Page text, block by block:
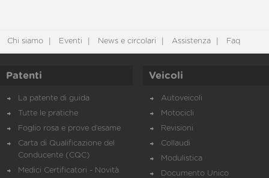
Chi siamo Eventi News e circolari Assistenza Faq
Patenti
La patente di guida
Tutte le pratiche
Foglio rosa e prove d’esame
Carta di Qualificazione del
Conducente (CQC)
Medici Certificatori - Novità
Veicoli
Autoveicoli
Motocicli
Revisioni
Collaudi
Modulistica
Documento Unico